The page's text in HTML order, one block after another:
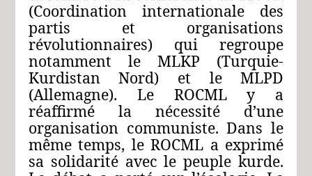
(Coordination internationale des
partis et organisations
révolutionnaires) qui regroupe
notamment le MLKP (Turquie-
Kurdistan Nord) et le MLPD
(Allemagne). Le ROCML y a
réaffirmé la nécessité d’une
organisation communiste. Dans le
même temps, le ROCML a exprimé
sa solidarité avec le peuple kurde.